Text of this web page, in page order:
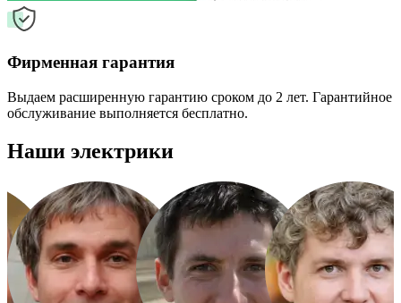
Фирменная гарантия
Выдаем расширенную гарантию сроком до 2 лет. Гарантийное
обслуживание выполняется бесплатно.
Наши электрики